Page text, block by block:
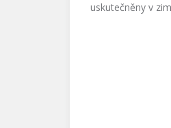
uskutečněny v